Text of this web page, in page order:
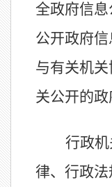
全政府信
公开政府
与有关机
关公开的政
行政
律、行政